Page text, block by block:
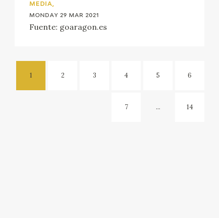
MEDIA,
MONDAY 29 MAR 2021
Fuente: goaragon.es
1 2 3 4 5 6
7 ... 14